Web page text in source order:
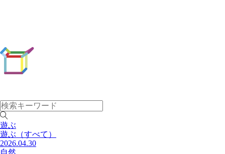
遊ぶ
遊ぶ （すべて）
2026.04.30
自然